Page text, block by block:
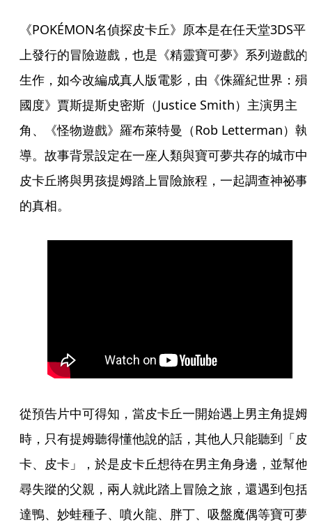
《POKÉMON名偵探皮卡丘》原本是在任天堂3DS平
上發行的冒險遊戲，也是《精靈寶可夢》系列遊戲的
生作，如今改編成真人版電影，由《侏羅紀世界：殞
國度》賈斯提斯史密斯（Justice Smith）主演男主
角、《怪物遊戲》羅布萊特曼（Rob Letterman）執
導。故事背景設定在一座人類與寶可夢共存的城市中
皮卡丘將與男孩提姆踏上冒險旅程，一起調查神祕事
的真相。
從預告片中可得知，當皮卡丘一開始遇上男主角提姆
時，只有提姆聽得懂他說的話，其他人只能聽到「皮
卡、皮卡」，於是皮卡丘想待在男主角身邊，並幫他
尋失蹤的父親，兩人就此踏上冒險之旅，還遇到包括
達鴨、妙蛙種子、噴火龍、胖丁、吸盤魔偶等寶可夢